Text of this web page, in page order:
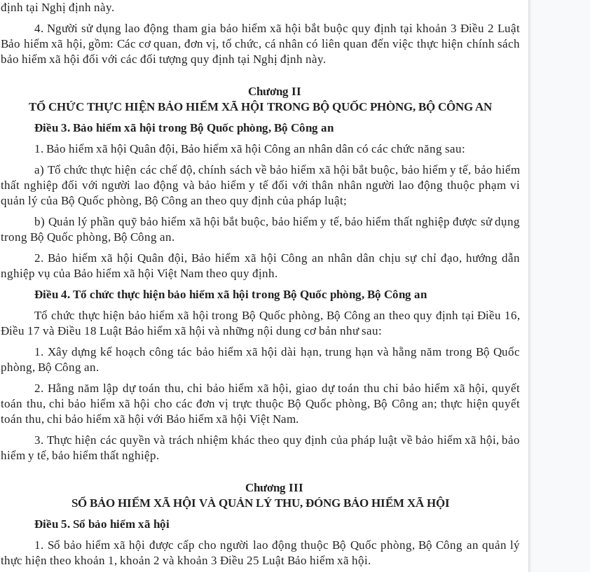
định tại Nghị định này.
4. Người sử dụng lao động tham gia bảo hiểm xã hội bắt buộc quy định tại khoản 3 Điều 2 Luật
Bảo hiểm xã hội, gồm: Các cơ quan, đơn vị, tổ chức, cá nhân có liên quan đến việc thực hiện chính sách
bảo hiểm xã hội đối với các đối tượng quy định tại Nghị định này.
Chương II
TỔ CHỨC THỰC HIỆN BẢO HIỂM XÃ HỘI TRONG BỘ QUỐC PHÒNG, BỘ CÔNG AN
Điều 3. Bảo hiểm xã hội trong Bộ Quốc phòng, Bộ Công an
1. Bảo hiểm xã hội Quân đội, Bảo hiểm xã hội Công an nhân dân có các chức năng sau:
a) Tổ chức thực hiện các chế độ, chính sách về bảo hiểm xã hội bắt buộc, bảo hiểm y tế, bảo hiểm
thất nghiệp đối với người lao động và bảo hiểm y tế đối với thân nhân người lao động thuộc phạm vi
quản lý của Bộ Quốc phòng, Bộ Công an theo quy định của pháp luật;
b) Quản lý phần quỹ bảo hiểm xã hội bắt buộc, bảo hiểm y tế, bảo hiểm thất nghiệp được sử dụng
trong Bộ Quốc phòng, Bộ Công an.
2. Bảo hiểm xã hội Quân đội, Bảo hiểm xã hội Công an nhân dân chịu sự chỉ đạo, hướng dẫn
nghiệp vụ của Bảo hiểm xã hội Việt Nam theo quy định.
Điều 4. Tổ chức thực hiện bảo hiểm xã hội trong Bộ Quốc phòng, Bộ Công an
Tổ chức thực hiện bảo hiểm xã hội trong Bộ Quốc phòng, Bộ Công an theo quy định tại Điều 16,
Điều 17 và Điều 18 Luật Bảo hiểm xã hội và những nội dung cơ bản như sau:
1. Xây dựng kế hoạch công tác bảo hiểm xã hội dài hạn, trung hạn và hằng năm trong Bộ Quốc
phòng, Bộ Công an.
2. Hằng năm lập dự toán thu, chi bảo hiểm xã hội, giao dự toán thu chi bảo hiểm xã hội, quyết
toán thu, chi bảo hiểm xã hội cho các đơn vị trực thuộc Bộ Quốc phòng, Bộ Công an; thực hiện quyết
toán thu, chi bảo hiểm xã hội với Bảo hiểm xã hội Việt Nam.
3. Thực hiện các quyền và trách nhiệm khác theo quy định của pháp luật về bảo hiểm xã hội, bảo
hiểm y tế, bảo hiểm thất nghiệp.
Chương III
SỔ BẢO HIỂM XÃ HỘI VÀ QUẢN LÝ THU, ĐÓNG BẢO HIỂM XÃ HỘI
Điều 5. Sổ bảo hiểm xã hội
1. Sổ bảo hiểm xã hội được cấp cho người lao động thuộc Bộ Quốc phòng, Bộ Công an quản lý
thực hiện theo khoản 1, khoản 2 và khoản 3 Điều 25 Luật Bảo hiểm xã hội.